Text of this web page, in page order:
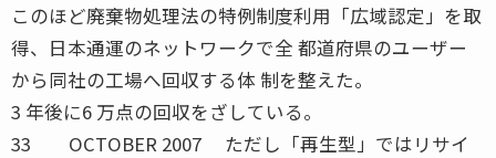
このほど廃棄物処理法の特例制度利用「広域認定」を取
得、日本通運のネットワークで全 都道府県のユーザー
から同社の工場へ回収する体 制を整えた。
3 年後に6 万点の回収をざしている。
33 OCTOBER 2007 ただし「再生型」ではリサイ